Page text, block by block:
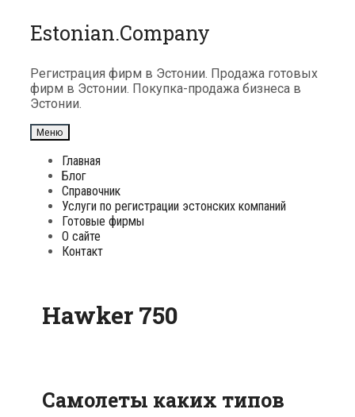
Перейти
к
Estonian.Company
Регистрация фирм в Эстонии. Продажа готовых
фирм в Эстонии. Покупка-продажа бизнеса в
Эстонии.
Меню
Главная
Блог
Справочник
Услуги по регистрации эстонских компаний
Готовые фирмы
О сайте
Контакт
Hawker 750
Самолеты каких типов